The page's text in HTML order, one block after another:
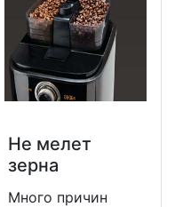
Не мeлет
зерна
Много причин